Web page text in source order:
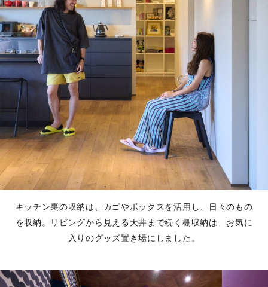
キッチン裏の収納は、カゴやボックスを活用し、日々のもの
を収納。リビングから見える天井まで続く棚収納は、お気に
入りのグッズ置き場にしました。